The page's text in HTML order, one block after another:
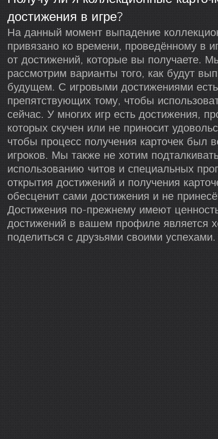
достижения в игре?
На данный момент выпадение
привязано ко времени, проведённому в
от достижений, которые вы получаете.
рассмотрим варианты того, как будут
будущем. С игровыми достижениями
препятствующих тому, чтобы
сейчас. У многих игр есть достижения,
которых скучен или не приносит
чтобы процесс получения карточек был
игроков. Мы также не хотим
использованию читов и специальных
открытия достижений и получения
обесценит сами достижения и не
Достижения по-прежнему имеют
достижений в вашем профиле является
поделиться с друзьями своими успехами.